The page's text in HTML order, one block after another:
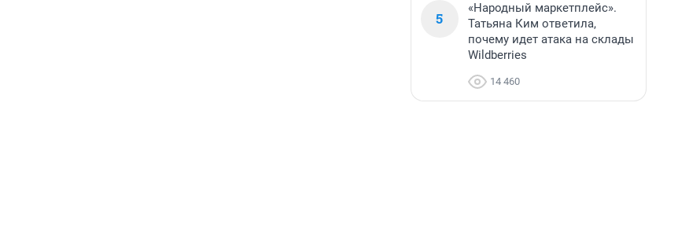
5
«Народный маркетплейс».
Татьяна Ким ответила,
почему идет атака на склады
Wildberries
14 460